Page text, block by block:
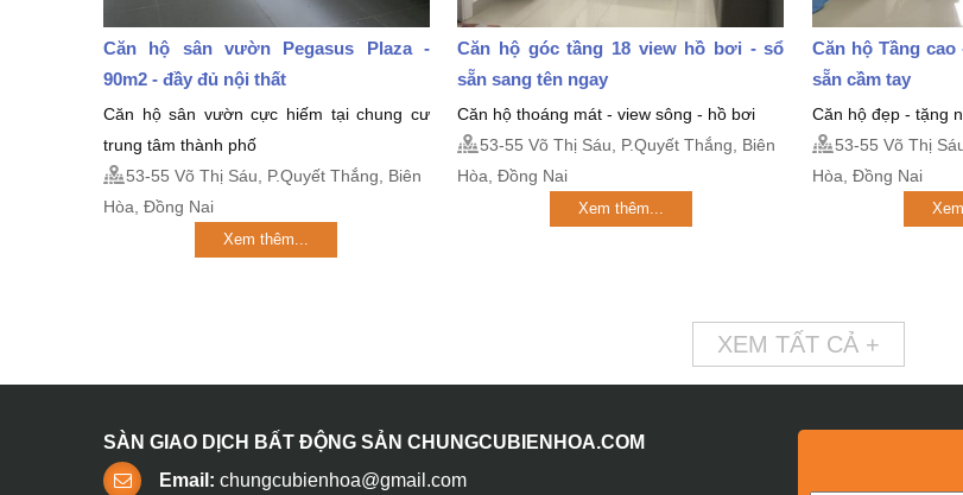
Căn hộ sân vườn Pegasus Plaza -
90m2 - đầy đủ nội thất
Căn hộ sân vườn cực hiếm tại chung cư
trung tâm thành phố
53-55 Võ Thị Sáu, P.Quyết Thắng, Biên
Hòa, Đồng Nai
Xem thêm...
Căn hộ góc tầng 18 view hồ bơi - sổ
sẵn sang tên ngay
Căn hộ thoáng mát - view sông - hồ bơi
53-55 Võ Thị Sáu, P.Quyết Thắng, Biên
Hòa, Đồng Nai
Xem thêm...
Căn hộ Tầng
sẵn cầm tay
Căn hộ đẹp - tặng
53-55 Võ Thị
Hòa, Đồng Nai
XEM TẤT CẢ +
SÀN GIAO DỊCH BẤT ĐỘNG SẢN CHUNGCUBIENHOA.COM
Email: chungcubienhoa@gmail.com